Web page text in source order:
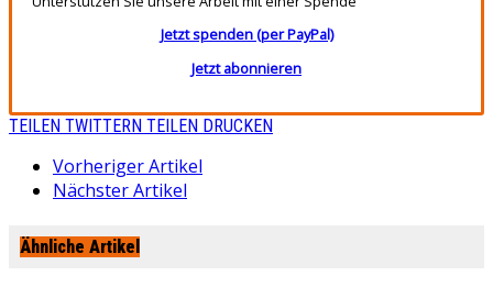
Jetzt spenden (per PayPal)
Jetzt abonnieren
TEILEN TWITTERN TEILEN DRUCKEN
Vorheriger Artikel
Nächster Artikel
Ähnliche Artikel